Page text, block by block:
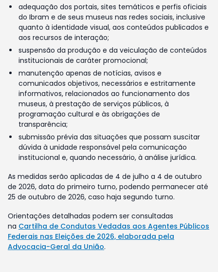
adequação dos portais, sites temáticos e perfis oficiais
do Ibram e de seus museus nas redes sociais, inclusive
quanto à identidade visual, aos conteúdos publicados e
aos recursos de interação;
suspensão da produção e da veiculação de conteúdos
institucionais de caráter promocional;
manutenção apenas de notícias, avisos e
comunicados objetivos, necessários e estritamente
informativos, relacionados ao funcionamento dos
museus, à prestação de serviços públicos, à
programação cultural e às obrigações de
transparência;
submissão prévia das situações que possam suscitar
dúvida à unidade responsável pela comunicação
institucional e, quando necessário, à análise jurídica.
As medidas serão aplicadas de 4 de julho a 4 de outubro
de 2026, data do primeiro turno, podendo permanecer até
25 de outubro de 2026, caso haja segundo turno.
Orientações detalhadas podem ser consultadas
na Cartilha de Condutas Vedadas aos Agentes Públicos
Federais nas Eleições de 2026, elaborada pela
Advocacia-Geral da União.